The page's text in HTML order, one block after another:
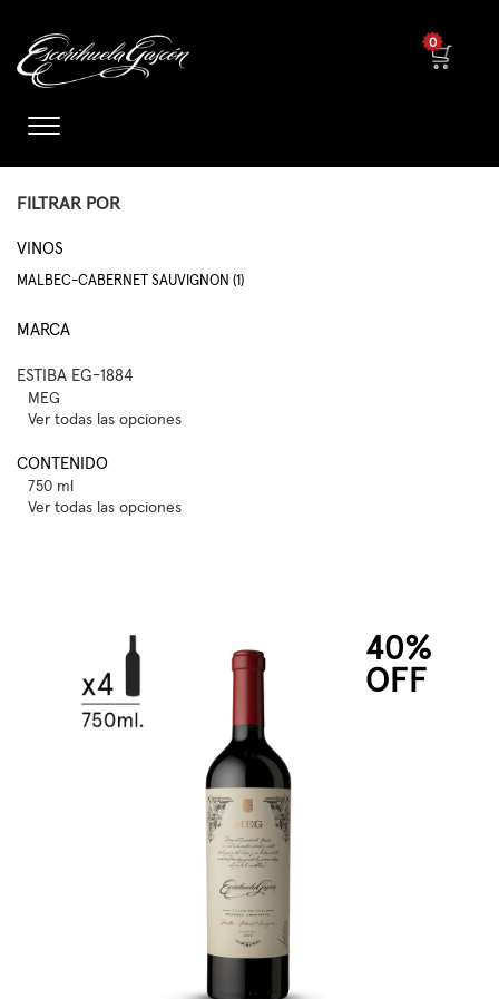
0
FILTRAR POR
VINOS
MALBEC-CABERNET SAUVIGNON (1)
MARCA
ESTIBA EG-1884
MEG
Ver todas las opciones
CONTENIDO
750 ml
Ver todas las opciones
40%
OFF